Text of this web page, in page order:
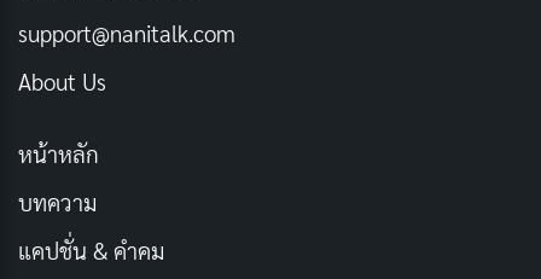
ความสำคัญของวันไหว้ครู
โอกาสที่ศิษย์ได้แสดงความกตัญญูกตเวทีต่อครูผู้ถ่ายทอด
พาศิษย์ข้ามฝั่งไปสู่ความสำเร็จ และเป็น “พ่อแม่คนที่สอง”
ที่ให้ทั้งความรู้และแนวทางในการดำเนินชีวิต การไหว้ครูจึง
support@nanitalk.com
About Us
หน้าหลัก
บทความ
แคปชั่น & คำคม